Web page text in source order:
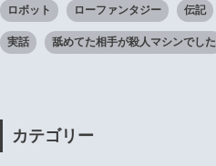
ロボット ローファンタジー 伝記
実話 舐めてた相手が殺人マシンでした
カテゴリー